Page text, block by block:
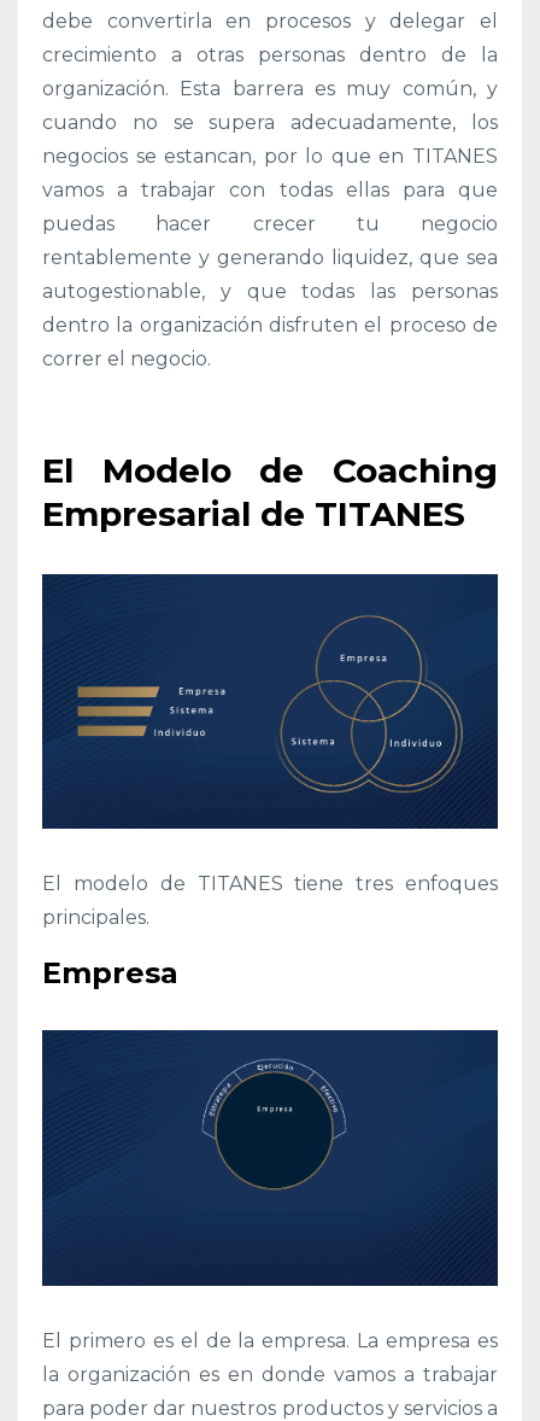
debe convertirla en procesos y delegar el
crecimiento a otras personas dentro de la
organización. Esta barrera es muy común, y
cuando no se supera adecuadamente, los
negocios se estancan, por lo que en TITANES
vamos a trabajar con todas ellas para que
puedas hacer crecer tu negocio
rentablemente y generando liquidez, que sea
autogestionable, y que todas las personas
dentro la organización disfruten el proceso de
correr el negocio.
El Modelo de Coaching
Empresarial de TITANES
El modelo de TITANES tiene tres enfoques
principales.
Empresa
El primero es el de la empresa. La empresa es
la organización es en donde vamos a trabajar
para poder dar nuestros productos y servicios a